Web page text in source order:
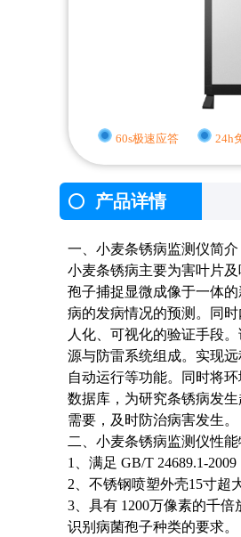
60s极速应答 24h
产品详情
一、小麦条锈病监测仪简介
小麦条锈病主要为害叶片
孢子捕捉显微成像于一体
病的发病情况的预测。同
人化、可视化的验证手段
源与防雷系统组成。实现
自动运行等功能。同时将
数据库，为研究条锈病发
需要，及时防治病害发生。
二、小麦条锈病监测仪性能
1、满足 GB/T 24689.1-
2、不锈钢喷塑外壳15寸超
3、具有 1200万像素的千
识别病菌孢子种类的要求。